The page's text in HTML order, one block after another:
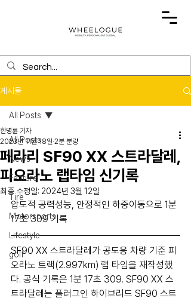
게시물
All Posts
News
Feature
Tire
Motorsports
Lifestyle
golf
All Posts
페라리 SF90 XX 스트라달레,
피오라노 랩타임 신기록
한명륜 기자
2023년 11월 18일 2분 분량
최종 수정일: 2024년 3월 12일
압도적 공력성능, 안정적인 하중이동으로 1분
17초 309 기록
SF90 XX 스트라달레가 공도용 차량 기준 피
오라노 트랙(2.997km) 랩 타임을 재작성했
다. 공식 기록은 1분 17초 309. SF90 XX 스
트라달레는 플러그인 하이브리드 SF90 스트